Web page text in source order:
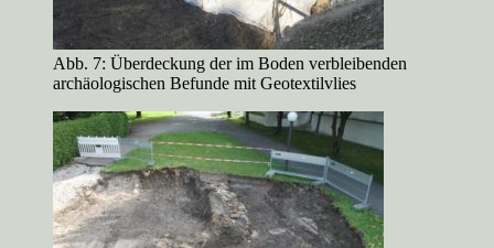
Abb. 7: Überdeckung der im Boden verbleibenden
archäologischen Befunde mit Geotextilvlies